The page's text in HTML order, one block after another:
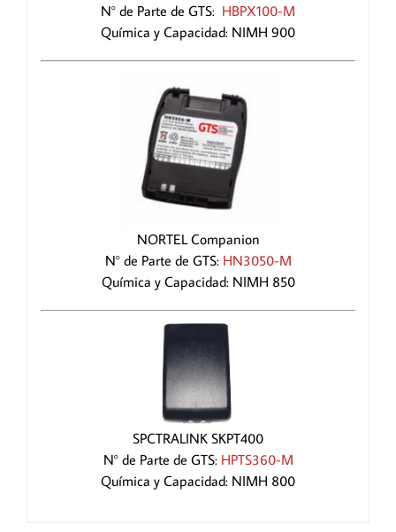
N° de Parte de GTS: HBPX100-M
Química y Capacidad: NIMH 900
NORTEL Companion
N° de Parte de GTS: HN3050-M
Química y Capacidad: NIMH 850
SPCTRALINK SKPT400
N° de Parte de GTS: HPTS360-M
Química y Capacidad: NIMH 800